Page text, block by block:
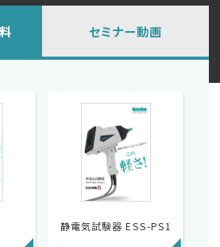
静電気試験器 ESS-PS1
セミナー動画